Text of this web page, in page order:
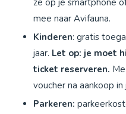
ze op je smartphone
mee naar Avifauna.
Kinderen: gratis
jaar. Let op: je moet
ticket reserveren.
voucher na aankoop
Parkeren: